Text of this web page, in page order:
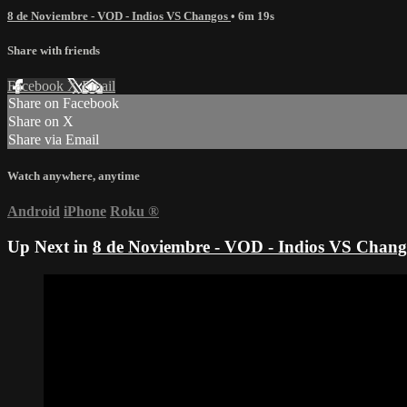
8 de Noviembre - VOD - Indios VS Changos • 6m 19s
Share with friends
Facebook XEmail
Share on Facebook
Share on X
Share via Email
Watch anywhere, anytime
Android iPhone Roku ®
Up Next in 8 de Noviembre - VOD - Indios VS